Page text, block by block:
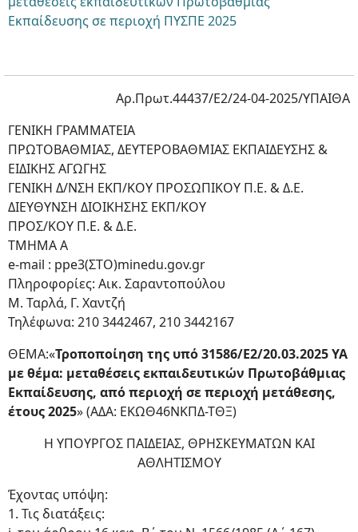
Εκπαίδευσης σε περιοχή ΠΥΣΠΕ 2025
Αρ.Πρωτ.44437/Ε2/24-04-2025/ΥΠΑΙΘΑ
ΓΕΝΙΚΗ ΓΡΑΜΜΑΤΕΙΑ
ΠΡΩΤΟΒΑΘΜΙΑΣ, ΔΕΥΤΕΡΟΒΑΘΜΙΑΣ ΕΚΠΑΙΔΕΥΣΗΣ &
ΕΙΔΙΚΗΣ ΑΓΩΓΗΣ
ΓΕΝΙΚΗ Δ/ΝΣΗ ΕΚΠ/ΚΟΥ ΠΡΟΣΩΠΙΚΟΥ Π.Ε. & Δ.Ε.
ΔΙΕΥΘΥΝΣΗ ΔΙΟΙΚΗΣΗΣ ΕΚΠ/ΚΟΥ
ΠΡΟΣ/ΚΟΥ Π.Ε. & Δ.Ε.
ΤΜΗΜΑ Α
e-mail : ppe3(ΣΤΟ)minedu.gov.gr
Πληροφορίες: Αικ. Σαραντοπούλου
Μ. Ταρλά, Γ. Χαντζή
Τηλέφωνα: 210 3442467, 210 3442167
ΘΕΜΑ:«Τροποποίηση της υπό 31586/Ε2/20.03.2025 ΥΑ
με θέμα: μεταθέσεις εκπαιδευτικών Πρωτοβάθμιας
Εκπαίδευσης, από περιοχή σε περιοχή μετάθεσης,
έτους 2025» (ΑΔΑ: ΕΚΩΘ46ΝΚΠΔ-ΤΘΞ)
Η ΥΠΟΥΡΓΟΣ ΠΑΙΔΕΙΑΣ, ΘΡΗΣΚΕΥΜΑΤΩΝ ΚΑΙ
ΑΘΛΗΤΙΣΜΟΥ
Έχοντας υπόψη:
1. Τις διατάξεις: